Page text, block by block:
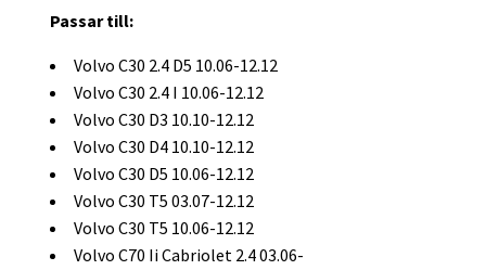
Passar till:
Volvo C30 2.4 D5 10.06-12.12
Volvo C30 2.4 I 10.06-12.12
Volvo C30 D3 10.10-12.12
Volvo C30 D4 10.10-12.12
Volvo C30 D5 10.06-12.12
Volvo C30 T5 03.07-12.12
Volvo C30 T5 10.06-12.12
Volvo C70 Ii Cabriolet 2.4 03.06-